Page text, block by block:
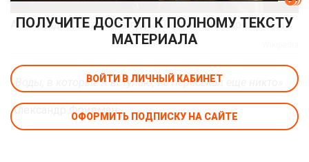
Александр Фридман в годы Первой мировой войны
«Воды, в которые я вступаю, не пересекал еще никто»
Александр Фридман
ПОЛУЧИТЕ ДОСТУП К ПОЛНОМУ ТЕКСТУ
МАТЕРИАЛА
ВОЙТИ В ЛИЧНЫЙ КАБИНЕТ
ОФОРМИТЬ ПОДПИСКУ НА САЙТЕ